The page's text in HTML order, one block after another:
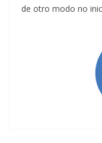
de otro modo no